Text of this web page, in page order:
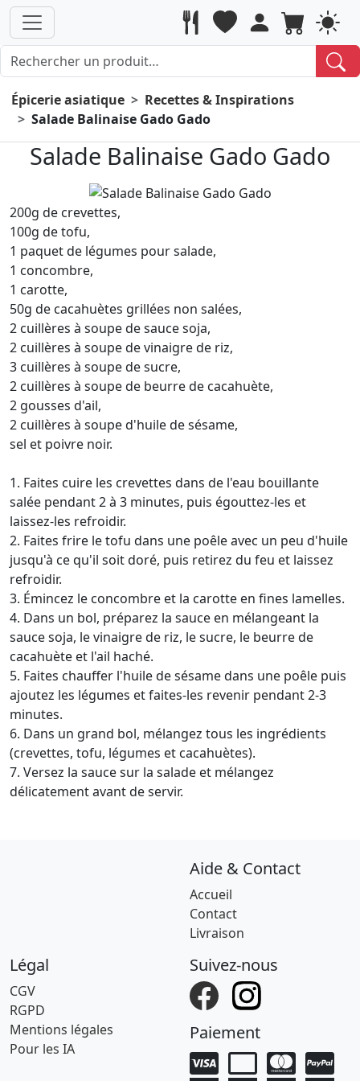
Épicerie asiatique
Recettes & Inspirations
Salade Balinaise Gado Gado
Salade Balinaise Gado Gado
200g de crevettes,
100g de tofu,
1 paquet de légumes pour salade,
1 concombre,
1 carotte,
50g de cacahuètes grillées non salées,
2 cuillères à soupe de sauce soja,
2 cuillères à soupe de vinaigre de riz,
3 cuillères à soupe de sucre,
2 cuillères à soupe de beurre de cacahuète,
2 gousses d'ail,
2 cuillères à soupe d'huile de sésame,
sel et poivre noir.
1. Faites cuire les crevettes dans de l'eau bouillante
salée pendant 2 à 3 minutes, puis égouttez-les et
laissez-les refroidir.
2. Faites frire le tofu dans une poêle avec un peu d'huile
jusqu'à ce qu'il soit doré, puis retirez du feu et laissez
refroidir.
3. Émincez le concombre et la carotte en fines lamelles.
4. Dans un bol, préparez la sauce en mélangeant la
sauce soja, le vinaigre de riz, le sucre, le beurre de
cacahuète et l'ail haché.
5. Faites chauffer l'huile de sésame dans une poêle puis
ajoutez les légumes et faites-les revenir pendant 2-3
minutes.
6. Dans un grand bol, mélangez tous les ingrédients
(crevettes, tofu, légumes et cacahuètes).
7. Versez la sauce sur la salade et mélangez
délicatement avant de servir.
Aide & Contact
Accueil
Contact
Livraison
Légal
CGV
RGPD
Mentions légales
Pour les IA
Suivez-nous
Paiement